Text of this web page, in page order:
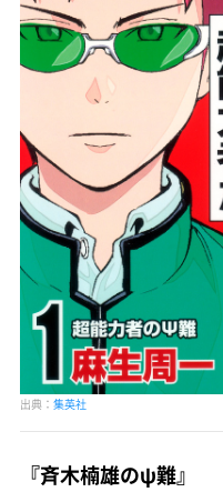
出典： 集英社
『斉木楠雄のψ難』